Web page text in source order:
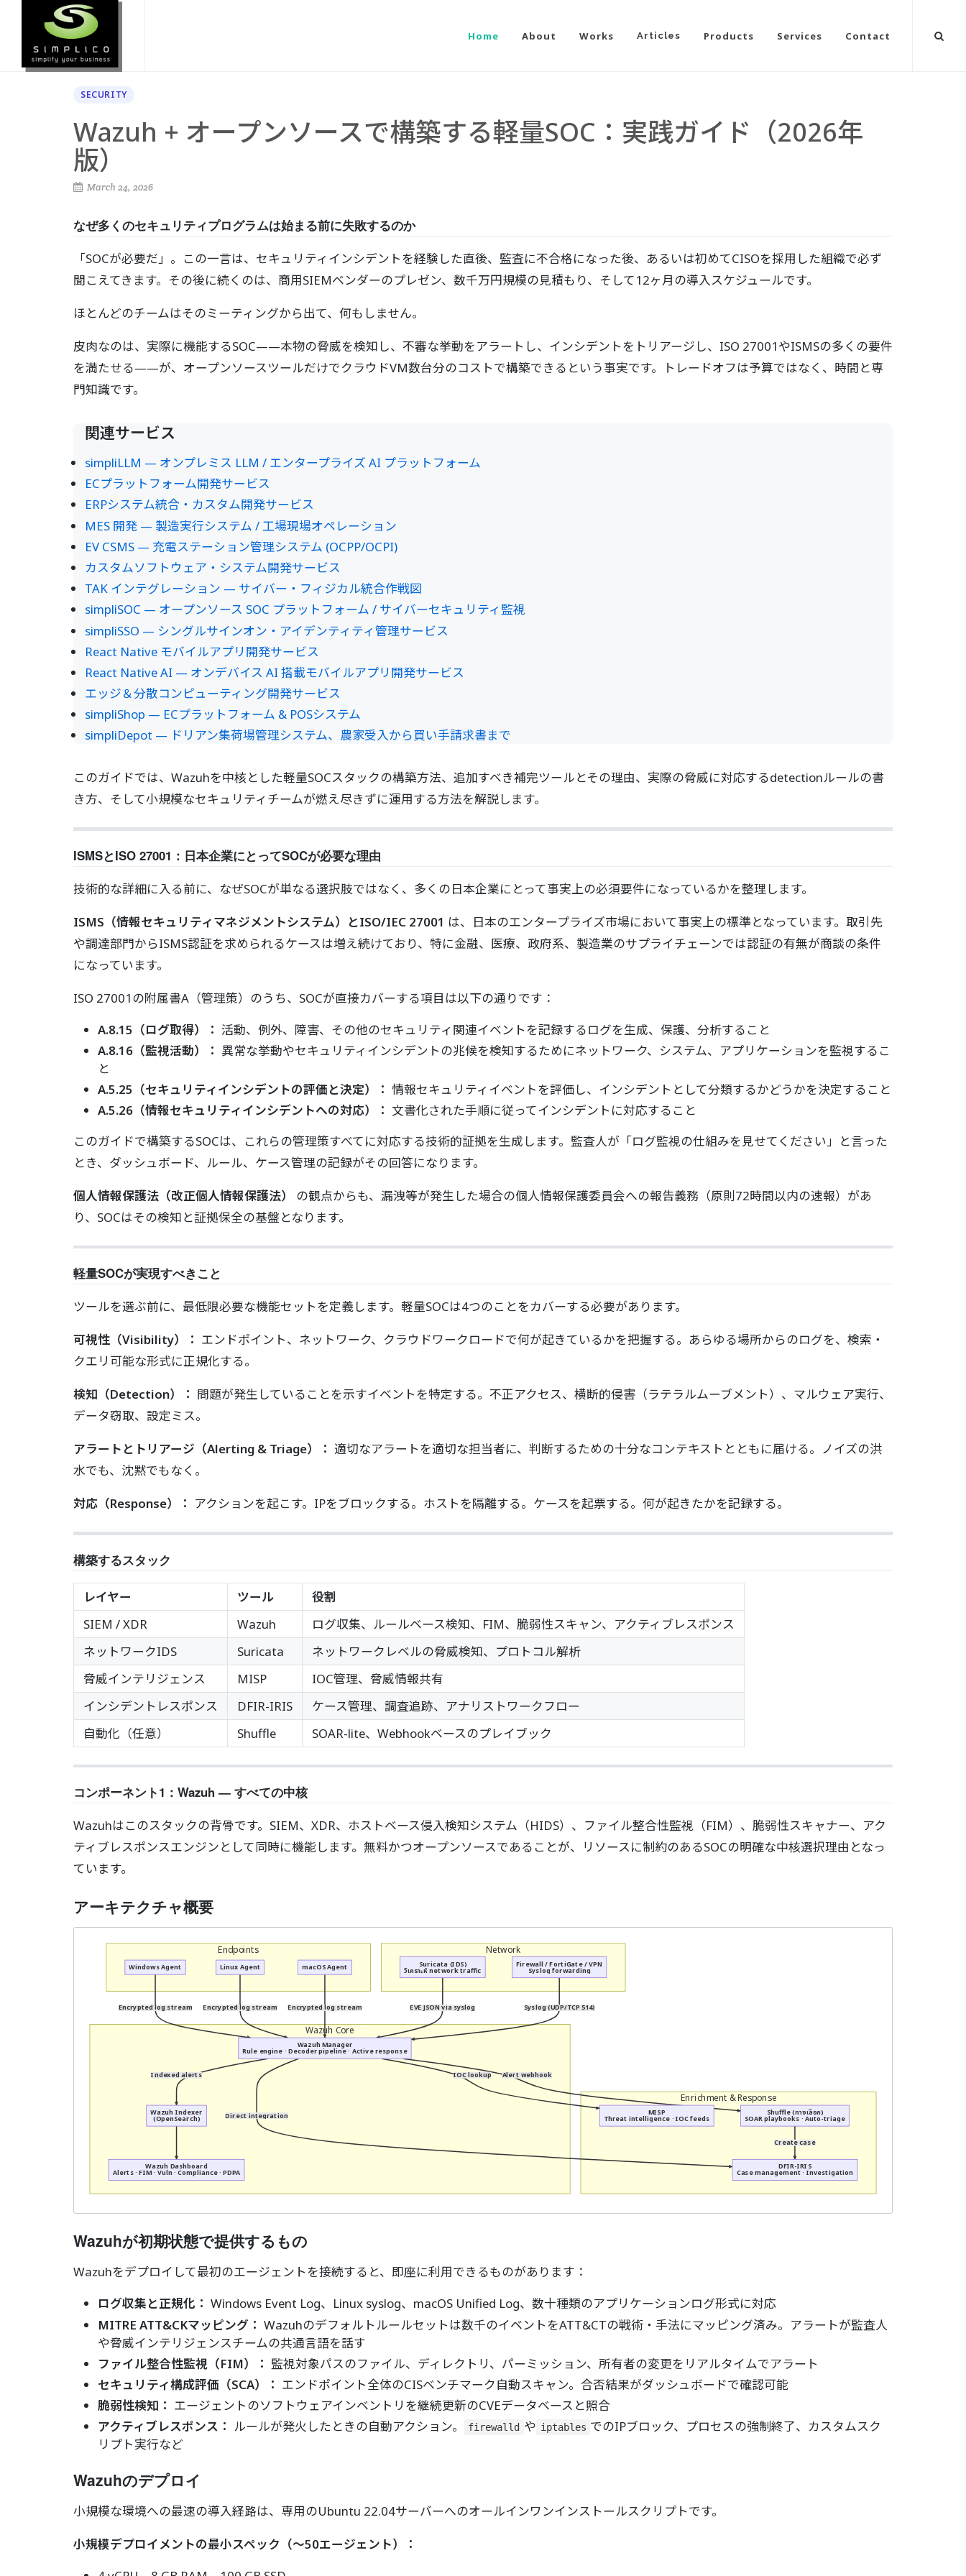
Home About Works Articles Products Services Contact
SECURITY
Wazuh + オープンソースで構築する軽量SOC：実践ガイド（2026年
版）
March 24, 2026
なぜ多くのセキュリティプログラムは始まる前に失敗するのか
「SOCが必要だ」。この一言は、セキュリティインシデントを経験した直後、監査に不合格になった後、あるいは初めてCISOを採用した組織で必ず
聞こえてきます。その後に続くのは、商用SIEMベンダーのプレゼン、数千万円規模の見積もり、そして12ヶ月の導入スケジュールです。
ほとんどのチームはそのミーティングから出て、何もしません。
皮肉なのは、実際に機能するSOC——本物の脅威を検知し、不審な挙動をアラートし、インシデントをトリアージし、ISO 27001やISMSの多くの要件
を満たせる——が、オープンソースツールだけでクラウドVM数台分のコストで構築できるという事実です。トレードオフは予算ではなく、時間と専
門知識です。
関連サービス
simpliLLM — オンプレミス LLM / エンタープライズ AI プラットフォーム
ECプラットフォーム開発サービス
ERPシステム統合・カスタム開発サービス
MES 開発 — 製造実行システム / 工場現場オペレーション
EV CSMS — 充電ステーション管理システム (OCPP/OCPI)
カスタムソフトウェア・システム開発サービス
TAK インテグレーション — サイバー・フィジカル統合作戦図
simpliSOC — オープンソース SOC プラットフォーム / サイバーセキュリティ監視
simpliSSO — シングルサインオン・アイデンティティ管理サービス
React Native モバイルアプリ開発サービス
React Native AI — オンデバイス AI 搭載モバイルアプリ開発サービス
エッジ＆分散コンピューティング開発サービス
simpliShop — ECプラットフォーム & POSシステム
simpliDepot — ドリアン集荷場管理システム、農家受入から買い手請求書まで
このガイドでは、Wazuhを中核とした軽量SOCスタックの構築方法、追加すべき補完ツールとその理由、実際の脅威に対応するdetectionルールの書
き方、そして小規模なセキュリティチームが燃え尽きずに運用する方法を解説します。
ISMSとISO 27001：日本企業にとってSOCが必要な理由
技術的な詳細に入る前に、なぜSOCが単なる選択肢ではなく、多くの日本企業にとって事実上の必須要件になっているかを整理します。
ISMS（情報セキュリティマネジメントシステム）とISO/IEC 27001 は、日本のエンタープライズ市場において事実上の標準となっています。取引先
や調達部門からISMS認証を求められるケースは増え続けており、特に金融、医療、政府系、製造業のサプライチェーンでは認証の有無が商談の条件
になっています。
ISO 27001の附属書A（管理策）のうち、SOCが直接カバーする項目は以下の通りです：
A.8.15（ログ取得）： 活動、例外、障害、その他のセキュリティ関連イベントを記録するログを生成、保護、分析すること
A.8.16（監視活動）： 異常な挙動やセキュリティインシデントの兆候を検知するためにネットワーク、システム、アプリケーションを監視するこ
と
A.5.25（セキュリティインシデントの評価と決定）： 情報セキュリティイベントを評価し、インシデントとして分類するかどうかを決定すること
A.5.26（情報セキュリティインシデントへの対応）： 文書化された手順に従ってインシデントに対応すること
このガイドで構築するSOCは、これらの管理策すべてに対応する技術的証拠を生成します。監査人が「ログ監視の仕組みを見せてください」と言った
とき、ダッシュボード、ルール、ケース管理の記録がその回答になります。
個人情報保護法（改正個人情報保護法）
の観点からも、漏洩等が発生した場合の個人情報保護委員会への報告義務（原則72時間以内の速報）があ
り、SOCはその検知と証拠保全の基盤となります。
軽量SOCが実現すべきこと
ツールを選ぶ前に、最低限必要な機能セットを定義します。軽量SOCは4つのことをカバーする必要があります。
可視性（Visibility）： エンドポイント、ネットワーク、クラウドワークロードで何が起きているかを把握する。あらゆる場所からのログを、検索・
クエリ可能な形式に正規化する。
検知（Detection）： 問題が発生していることを示すイベントを特定する。不正アクセス、横断的侵害（ラテラルムーブメント）、マルウェア実行、
データ窃取、設定ミス。
アラートとトリアージ（Alerting & Triage）： 適切なアラートを適切な担当者に、判断するための十分なコンテキストとともに届ける。ノイズの洪
水でも、沈黙でもなく。
対応（Response）： アクションを起こす。IPをブロックする。ホストを隔離する。ケースを起票する。何が起きたかを記録する。
構築するスタック
レイヤー ツール
役割
SIEM / XDR
Wazuh
ログ収集、ルールベース検知、FIM、脆弱性スキャン、アクティブレスポンス
ネットワークIDS
Suricata
ネットワークレベルの脅威検知、プロトコル解析
脅威インテリジェンス
MISP
IOC管理、脅威情報共有
インシデントレスポンス
DFIR-IRIS
ケース管理、調査追跡、アナリストワークフロー
自動化（任意）
Shuffle SOAR-lite、Webhookベースのプレイブック
コンポーネント1：Wazuh — すべての中核
Wazuhはこのスタックの背骨です。SIEM、XDR、ホストベース侵入検知システム（HIDS）、ファイル整合性監視（FIM）、脆弱性スキャナー、アク
ティブレスポンスエンジンとして同時に機能します。無料かつオープンソースであることが、リソースに制約のあるSOCの明確な中核選択理由となっ
ています。
アーキテクチャ概要
Enrichment & Response
Wazuh Core
Network
Endpoints
Encrypted log stream Encrypted log stream Encrypted log stream EVE JSON via syslog Syslog (UDP/TCP 514)
Indexed alerts IOC lookup Alert webhook
Create case
Direct integration MISP
Threat intelligence · IOC feeds
DFIR-IRIS
Case management · Investigation
Shuffle (ทางเลือก)
SOAR playbooks · Auto-triage
Wazuh Manager
Rule engine · Decoder pipeline · Active response
Wazuh Indexer
(OpenSearch)
Wazuh Dashboard
Alerts · FIM · Vuln · Compliance · PDPA
Suricata (IDS)
วิเคราะห์ network traffic
Firewall / FortiGate / VPN
Syslog forwarding
Windows Agent Linux Agent macOS Agent
Wazuhが初期状態で提供するもの
Wazuhをデプロイして最初のエージェントを接続すると、即座に利用できるものがあります：
ログ収集と正規化： Windows Event Log、Linux syslog、macOS Unified Log、数十種類のアプリケーションログ形式に対応
MITRE ATT&CKマッピング： Wazuhのデフォルトルールセットは数千のイベントをATT&CTの戦術・手法にマッピング済み。アラートが監査人
や脅威インテリジェンスチームの共通言語を話す
ファイル整合性監視（FIM）： 監視対象パスのファイル、ディレクトリ、パーミッション、所有者の変更をリアルタイムでアラート
セキュリティ構成評価（SCA）： エンドポイント全体のCISベンチマーク自動スキャン。合否結果がダッシュボードで確認可能
脆弱性検知： エージェントのソフトウェアインベントリを継続更新のCVEデータベースと照合
アクティブレスポンス： ルールが発火したときの自動アクション。 firewalld や iptables でのIPブロック、プロセスの強制終了、カスタムスク
リプト実行など
Wazuhのデプロイ
小規模な環境への最速の導入経路は、専用のUbuntu 22.04サーバーへのオールインワンインストールスクリプトです。
小規模デプロイメントの最小スペック（～50エージェント）：